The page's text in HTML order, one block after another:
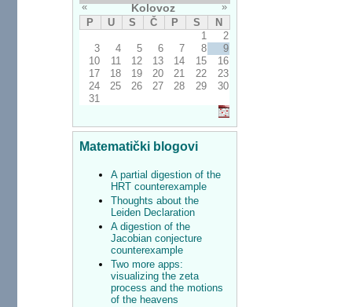
« Kolovoz
»
P
U S Č P S
N
1
2
3
4 5 6 7 8
9
10
11 12 13 14 15
16
17
18 19 20 21 22
23
24
25 26 27 28 29
30
31
Matematički blogovi
A partial digestion of the
HRT counterexample
Thoughts about the
Leiden Declaration
A digestion of the
Jacobian conjecture
counterexample
Two more apps:
visualizing the zeta
process and the motions
of the heavens